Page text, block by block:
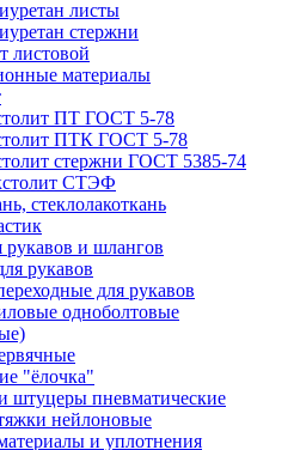
листы
стержни
листовой
материалы
ПТ ГОСТ 5-78
ПТК ГОСТ 5-78
стержни ГОСТ 5385-74
СТЭФ
стеклолакоткань
рукавов и шлангов
рукавов
для рукавов
одноболтовые
"ёлочка"
штуцеры пневматические
нейлоновые
и уплотнения